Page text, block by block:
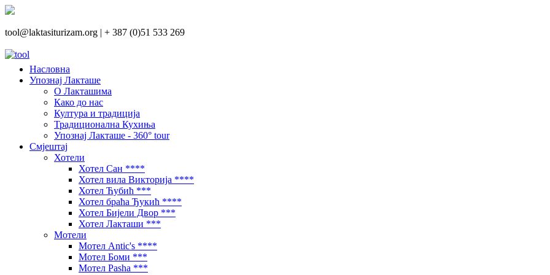
tool@laktasiturizam.org | + 387 (0)51 533 269
Насловна
Упознај Лакташе
О Лакташима
Како до нас
Култура и традиција
Традиционална Кухиња
Упознај Лакташе - 360° tour
Смјештај
Хотели
Хотел Сан ****
Хотел вила Викторија ****
Хотел Ћубић ***
Хотел браћа Ђукић ****
Хотел Бијели Двор ***
Хотел Лакташи ***
Мотели
Мотел Antic's ****
Мотел Боми ***
Мотел Pasha ***